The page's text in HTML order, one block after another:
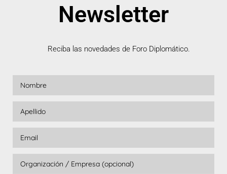
Newsletter
Reciba las novedades de Foro Diplomático.